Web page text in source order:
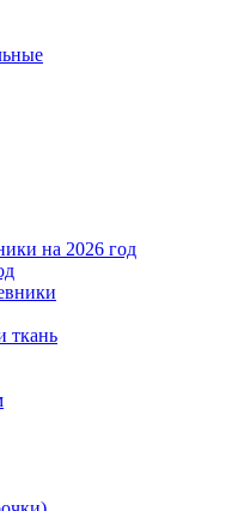
на 2026 год
ткань